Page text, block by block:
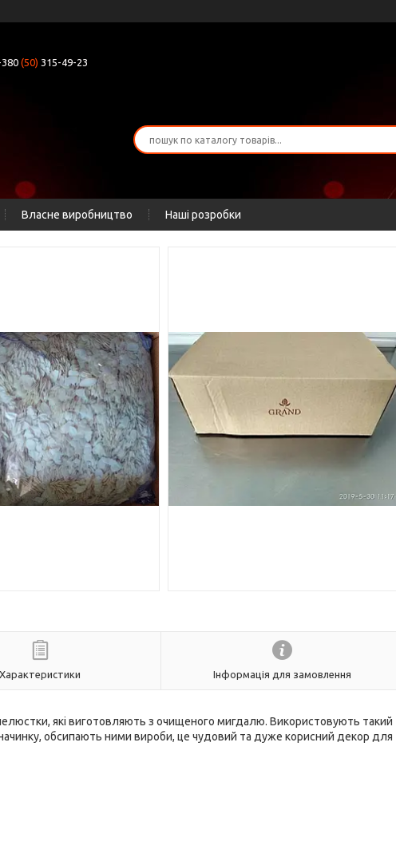
(50) 315-49-23
Власне виробництво Наші розробки
Характеристики Інформація для замовлення
пелюстки, які виготовляють з очищеного мигдалю. Використовують такий
обсипають ними вироби, це чудовий та дуже корисний декор для